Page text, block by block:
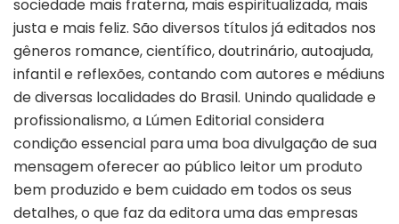
sociedade mais fraterna, mais espiritualizada, mais
justa e mais feliz. São diversos títulos já editados nos
gêneros romance, científico, doutrinário, autoajuda,
infantil e reflexões, contando com autores e médiuns
de diversas localidades do Brasil. Unindo qualidade e
profissionalismo, a Lúmen Editorial considera
condição essencial para uma boa divulgação de sua
mensagem oferecer ao público leitor um produto
bem produzido e bem cuidado em todos os seus
detalhes, o que faz da editora uma das empresas